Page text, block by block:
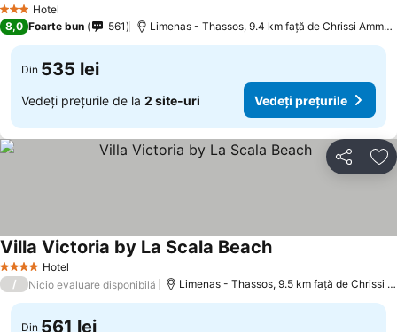
3 SteleHotel
8,0 Foarte bun 561 Limenas - Thassos, 9.4 km faţă de Chrissi Ammoudia
Din 535 lei
Vedeți prețurile de la 2 site-uri Vedeți prețurile
Distribuiți
4 Stele Hotel
Villa Victoria by La Scala Beach
/ Nicio evaluare disponibilă Limenas - Thassos, 9.5 km faţă de Chrissi Ammoudia
Din 561 lei